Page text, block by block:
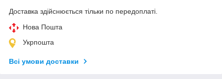
Доставка здійснюється тільки по передоплаті.
Нова Пошта
Укрпошта
Всі умови доставки